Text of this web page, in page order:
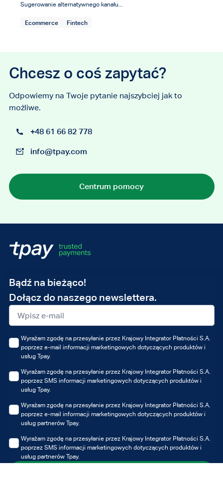
Sugerowanie alternatywnego kanału...
Ecommerce Fintech
Chcesz o coś zapytać?
Odpowiemy na Twoje pytanie najszybciej jak to
możliwe.
+48 61 66 82 778
info@tpay.com
Centrum pomocy
Bądź na bieżąco!
Dołącz do naszego newslettera.
Adres
e-
mail
Wyrażam zgodę na przesyłanie przez Krajowy Integrator Płatności S.A.
poprzez e-mail informacji marketingowych dotyczących produktów i
usług Tpay.
Wyrażam zgodę na przesyłanie przez Krajowy Integrator Płatności S.A.
poprzez SMS informacji marketingowych dotyczących produktów i
usług Tpay.
Wyrażam zgodę na przesyłanie przez Krajowy Integrator Płatności S.A.
poprzez e-mail informacji marketingowych dotyczących produktów i
usług partnerów Tpay.
Wyrażam zgodę na przesyłanie przez Krajowy Integrator Płatności S.A.
poprzez SMS informacji marketingowych dotyczących produktów i
usług partnerów Tpay.